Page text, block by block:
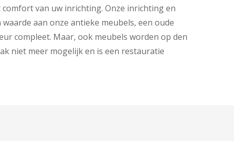
van uw inrichting. Onze inrichting en
aan onze antieke meubels, een oude
compleet. Maar, ook meubels worden op den
niet meer mogelijk en is een restauratie